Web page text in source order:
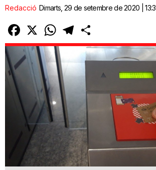
Redacció Dimarts, 29 de setembre de 2020 |
Facebook
X WhatsAppTelegram